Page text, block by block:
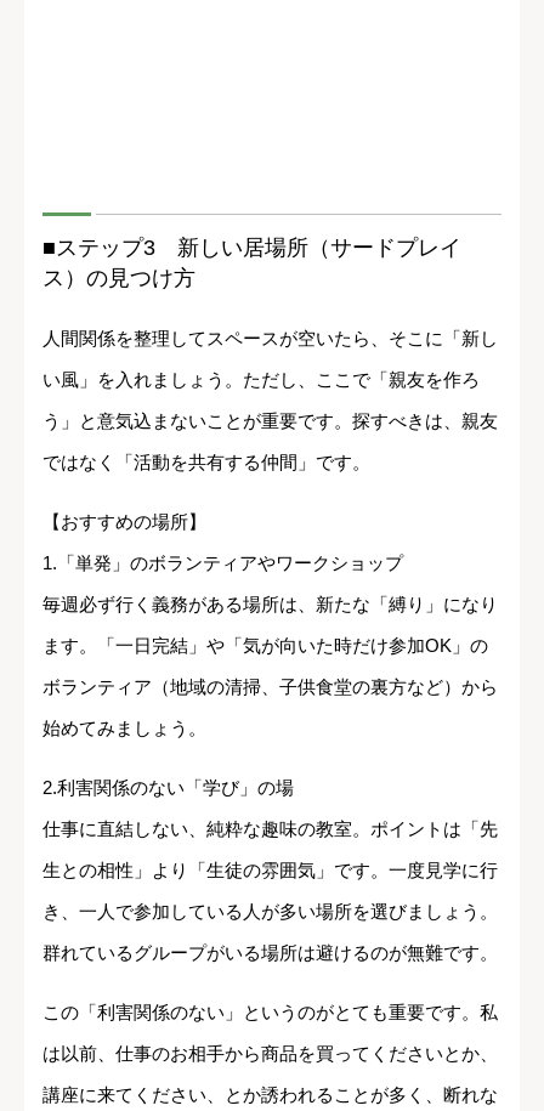
■ステップ3 新しい居場所（サードプレイ
ス）の見つけ方
人間関係を整理してスペースが空いたら、そこに「新し
い風」を入れましょう。ただし、ここで「親友を作ろ
う」と意気込まないことが重要です。探すべきは、親友
ではなく「活動を共有する仲間」です。
【おすすめの場所】
1.「単発」のボランティアやワークショップ
毎週必ず行く義務がある場所は、新たな「縛り」になり
ます。「一日完結」や「気が向いた時だけ参加OK」の
ボランティア（地域の清掃、子供食堂の裏方など）から
始めてみましょう。
2.利害関係のない「学び」の場
仕事に直結しない、純粋な趣味の教室。ポイントは「先
生との相性」より「生徒の雰囲気」です。一度見学に行
き、一人で参加している人が多い場所を選びましょう。
群れているグループがいる場所は避けるのが無難です。
この「利害関係のない」というのがとても重要です。私
は以前、仕事のお相手から商品を買ってくださいとか、
講座に来てください、とか誘われることが多く、断れな